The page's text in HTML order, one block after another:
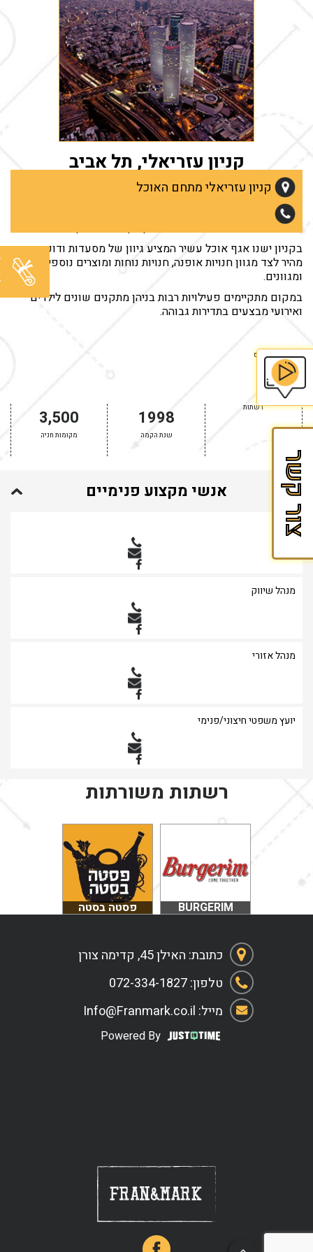
קניון עזריאלי, תל אביב
קניון עזריאלי בתל אביב השייך ל״קבוצת עזריאלי״ העוסקת בנדל״ן
מסחרי מניב. קניון זה נחשב למרכז המוביל שלה מפעת מיקומו
המרכזי, המחובר עם תחנת ״השלום״ של רכבת ישראל ליד היצע
עשיר של תחבורה ציבורית נוספת, הן בין-עירונית והן עירונית.
בקניון ישנו אגף אוכל עשיר המציע גיוון של מסעדות ודוכני מזון
מהיר לצד מגוון חנויות אופנה, חנויות נוחות ומוצרים נוספים רבים
ומגוונים.
במקום מתקיימים פעילויות רבות בניהן מתקנים שונים לילדים
ואירועי מבצעים בתדירות גבוהה.
צילום: אלבטרוס
קניון עזריאלי מתחם האוכל
רשתות 1998
שנת הקמה
3,500
מקומות חניה
אנשי מקצוע פנימיים
מנכ"ל
מנהל שיווק
מנהל אזורי
יועץ משפטי חיצוני/פנימי
רשתות משורתות
BURGERIM
наслаждаются
тщательным
опытного
характеристикой
и брендингом.
פסטה בסטה
כתובת: האילן 45, קדימה צורן
טלפון: 072-334-1827
מייל: Info@Franmark.co.il
Powered By
בית
הספר
לזכיינות
של
Fran&Mark
צור קשר